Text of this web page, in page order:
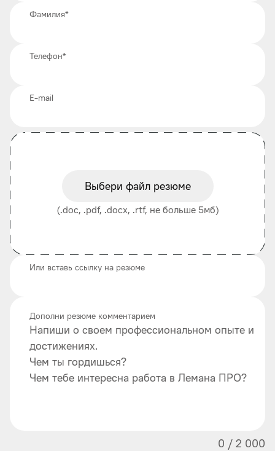
Фамилия*
Телефон*
E-mail
Выбери файл резюме
(.doc, .pdf, .docx, .rtf, не больше 5мб)
Или вставь ссылку на резюме
Напиши о своем профессиональном опыте и
достижениях.
Чем ты гордишься?
Чем тебе интересна работа в Лемана ПРО?
Дополни резюме комментарием
0 / 2 000